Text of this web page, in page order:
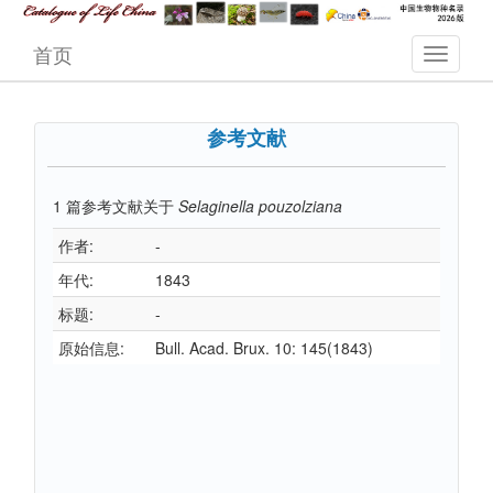
首页
参考文献
1 篇参考文献关于 Selaginella pouzolziana
作者:
-
年代:
1843
标题:
-
原始信息:
Bull. Acad. Brux. 10: 145(1843)